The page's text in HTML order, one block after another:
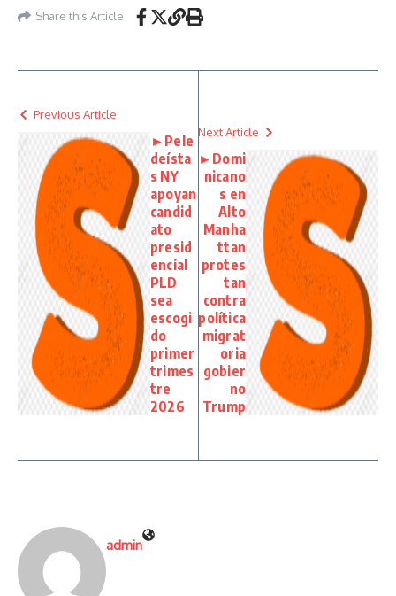
Share this Article
Previous Article
►Pele
deísta
s NY
apoyan
candid
ato
presid
encial
PLD
sea
escogi
do
primer
trimes
tre
2026
Next Article
►Domi
nicano
s en
Alto
Manha
ttan
protes
tan
contra
política
migrat
oria
gobier
no
Trump
admin